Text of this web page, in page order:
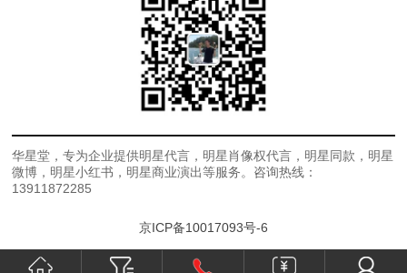
华星堂，专为企业提供明星代言，明星肖像权代言，明星同款，明星
微博，明星小红书，明星商业演出等服务。咨询热线：
13911872285
京ICP备10017093号-6